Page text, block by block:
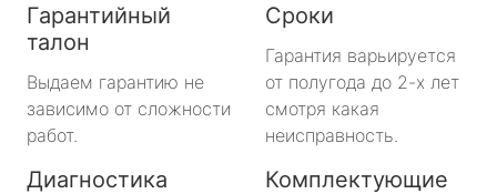
Гарантийный
талон
Выдаем гарантию не
зависимо от сложности
работ.
Сроки
Гарантия варьируется
от полугода до 2-х лет
смотря какая
неисправность.
Диагностика Комплектующие